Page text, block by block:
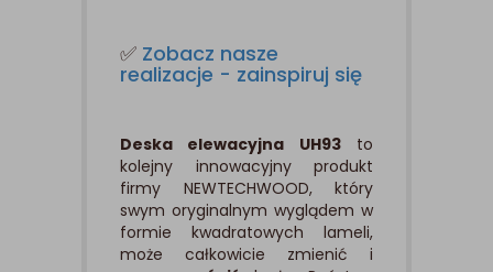
✅ Zobacz nasze
realizacje - zainspiruj się
Deska elewacyjna UH93to
kolejny innowacyjny produkt
firmy NEWTECHWOOD, który
swym oryginalnym wyglądem w
formie kwadratowych lameli,
może całkowicie zmienić i